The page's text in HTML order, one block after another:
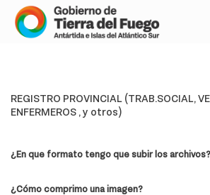
REGISTRO PROVINCIAL (TRAB.SOCIAL,
ENFERMEROS , y otros)
¿En que formato tengo que subir los archivos?
¿Cómo comprimo una imagen?